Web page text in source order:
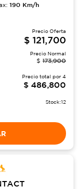
190 Km/h
Precio Oferta
$ 121,700
Precio Normal
$ 173,900
Precio total por 4
$ 486,800
Stock:12